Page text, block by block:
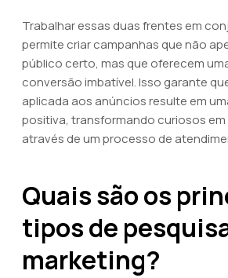
Trabalhar essas duas frentes em
permite criar campanhas que não
público certo, mas que oferecem
conversão imbatível. Isso garante
aplicada aos anúncios resulte em
positiva, transformando curiosos
através de um processo de
Quais são os
tipos de
marketing?